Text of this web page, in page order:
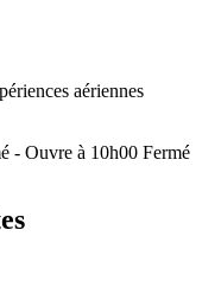
aériennes
- Ouvre à 10h00 Fermé